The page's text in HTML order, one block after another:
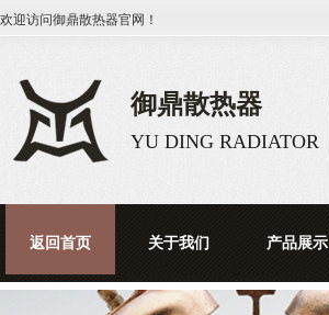
欢迎访问御鼎散热器官网！
御鼎散热器
YU DING RADIATOR
返回首页 关于我们 产品展示